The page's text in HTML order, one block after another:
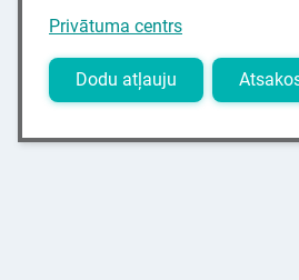
Privātuma centrs
Dodu atļauju